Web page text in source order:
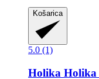
Košarica
5.0 (1)
Holika Holika